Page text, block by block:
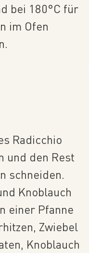
bei 180°C für
im Ofen
Radicchio
und den Rest
schneiden.
Knoblauch
einer Pfanne
Zwiebel
Knoblauch